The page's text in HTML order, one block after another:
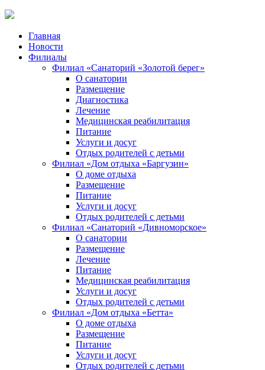
Главная
Новости
Филиалы
Филиал «Санаторий «Золотой берег»
О санатории
Размещение
Диагностика
Лечение
Медицинская реабилитация
Питание
Услуги и досуг
Отдых родителей с детьми
Филиал «Дом отдыха «Баргузин»
О доме отдыха
Размещение
Питание
Услуги и досуг
Отдых родителей с детьми
Филиал «Санаторий «Дивноморское»
О санатории
Размещение
Лечение
Питание
Медицинская реабилитация
Услуги и досуг
Отдых родителей с детьми
Филиал «Дом отдыха «Бетта»
О доме отдыха
Размещение
Питание
Услуги и досуг
Отдых родителей с детьми